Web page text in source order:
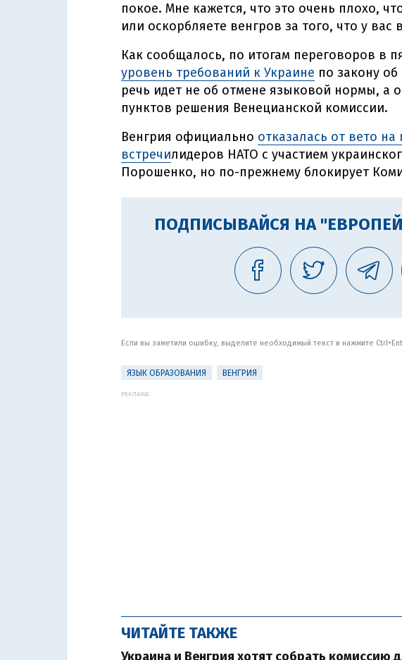
покое. Мне кажется, что это очень плохо,
или оскорбляете венгров за того, что у вас
Как сообщалось, по итогам переговоров в
уровень требований к Украине по закону
речь идет не об отмене языковой нормы, а
пунктов решения Венецианской комиссии.
Венгрия официально отказалась от вето
встречилидеров НАТО с участием
Порошенко, но по-прежнему блокирует
ПОДПИСЫВАЙСЯ НА
Если вы заметили ошибку, выделите необходимый текст и нажмите
ЯЗЫК ОБРАЗОВАНИЯ ВЕНГРИЯ
РЕКЛАМА:
ЧИТАЙТЕ ТАКЖЕ
Украина и Венгрия хотят собрать комиссию